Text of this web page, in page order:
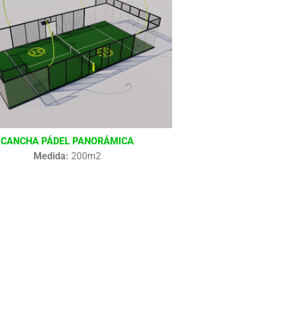
CANCHA PÁDEL PANORÁMICA
Medida: 200m2